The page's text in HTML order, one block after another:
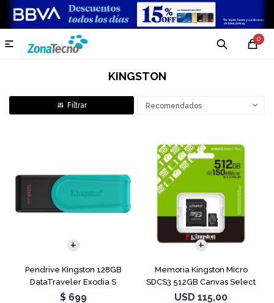
0

KINGSTON
Recomendados
Pendrive Kingston 128GB
DataTraveler Exodia S
Turquesa
$ 699
Memoria Kingston Micro
SDCS3 512GB Canvas Select
Plus
USD 115,00